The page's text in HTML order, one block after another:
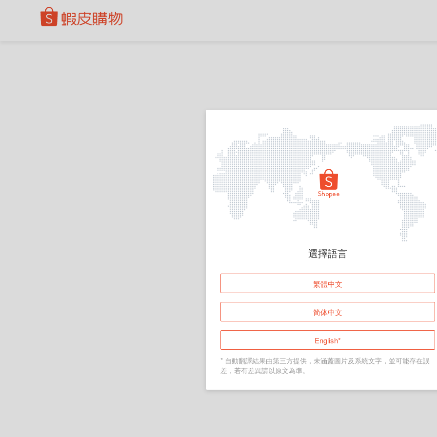
頁面無法顯示
登入
返回首頁
選擇語言
繁體中文
简体中文
English*
* 自動翻譯結果由第三方提供，未涵蓋圖片及系統文字，並可能存在誤
差，若有差異請以原文為準。